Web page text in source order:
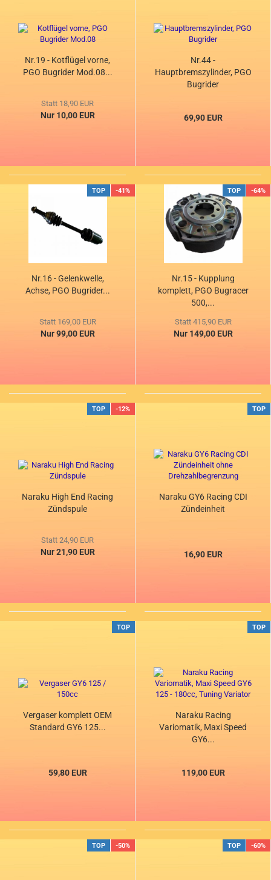
Nr.19 - Kotflügel vorne,
PGO Bugrider Mod.08...
Statt 18,90 EUR
Nur 10,00 EUR
Nr.44 -
Hauptbremszylinder, PGO
Bugrider
69,90 EUR
TOP -41%
Nr.16 - Gelenkwelle,
Achse, PGO Bugrider...
Statt 169,00 EUR
Nur 99,00 EUR
TOP -64%
Nr.15 - Kupplung
komplett, PGO Bugracer
500,...
Statt 415,90 EUR
Nur 149,00 EUR
TOP -12%
Naraku High End Racing
Zündspule
Statt 24,90 EUR
Nur 21,90 EUR
TOP
Naraku GY6 Racing CDI
Zündeinheit
16,90 EUR
TOP
Vergaser komplett OEM
Standard GY6 125...
59,80 EUR
TOP
Naraku Racing
Variomatik, Maxi Speed
GY6...
119,00 EUR
TOP -50% TOP -60%